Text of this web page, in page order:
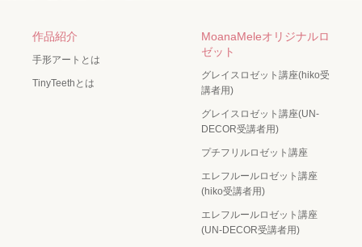
作品紹介
手形アートとは
TinyTeethとは
MoanaMeleオリジナルロ
ゼット
グレイスロゼット講座(hiko受
講者用)
グレイスロゼット講座(UN-
DECOR受講者用)
プチフリルロゼット講座
エレフルールロゼット講座
(hiko受講者用)
エレフルールロゼット講座
(UN-DECOR受講者用)